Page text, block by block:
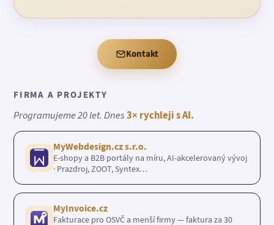
Kontakt
FIRMA A PROJEKTY
Programujeme 20 let. Dnes3× rychleji s AI.
MyWebdesign.cz s.r.o.
E-shopy a B2B portály na míru, AI-akcelerovaný vývoj
· Prazdroj, ZOOT, Syntex…
MyInvoice.cz
Fakturace pro OSVČ a menší firmy — faktura za 30